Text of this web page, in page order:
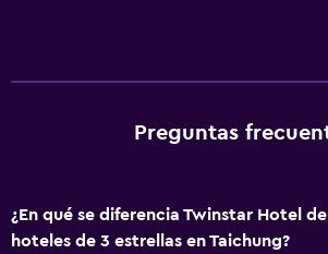
Acceso con llave
Accesibilidad y adecuación
Preguntas
¿En qué se diferencia Twinstar Hotel
hoteles de 3 estrellas en Taichung?